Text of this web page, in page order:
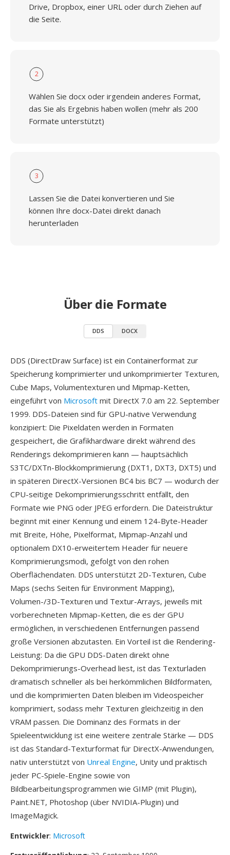
Drive, Dropbox, einer URL oder durch Ziehen auf
die Seite.
2
Wählen Sie docx oder irgendein anderes Format,
das Sie als Ergebnis haben wollen (mehr als 200
Formate unterstützt)
3
Lassen Sie die Datei konvertieren und Sie
können Ihre docx-Datei direkt danach
herunterladen
Über die Formate
DDS DOCX
DDS (DirectDraw Surface) ist ein Containerformat zur
Speicherung komprimierter und unkomprimierter Texturen,
Cube Maps, Volumentexturen und Mipmap-Ketten,
eingeführt von Microsoft mit DirectX 7.0 am 22. September
1999. DDS-Dateien sind für GPU-native Verwendung
konzipiert: Die Pixeldaten werden in Formaten
gespeichert, die Grafikhardware direkt während des
Renderings dekomprimieren kann — hauptsächlich
S3TC/DXTn-Blockkomprimierung (DXT1, DXT3, DXT5) und
in späteren DirectX-Versionen BC4 bis BC7 — wodurch der
CPU-seitige Dekomprimierungsschritt entfällt, den
Formate wie PNG oder JPEG erfordern. Die Dateistruktur
beginnt mit einer Kennung und einem 124-Byte-Header
mit Breite, Höhe, Pixelformat, Mipmap-Anzahl und
optionalem DX10-erweitertem Header für neuere
Komprimierungsmodi, gefolgt von den rohen
Oberflächendaten. DDS unterstützt 2D-Texturen, Cube
Maps (sechs Seiten für Environment Mapping),
Volumen-/3D-Texturen und Textur-Arrays, jeweils mit
vorberechneten Mipmap-Ketten, die es der GPU
ermöglichen, in verschiedenen Entfernungen passend
große Versionen abzutasten. Ein Vorteil ist die Rendering-
Leistung: Da die GPU DDS-Daten direkt ohne
Dekomprimierungs-Overhead liest, ist das Texturladen
dramatisch schneller als bei herkömmlichen Bildformaten,
und die komprimierten Daten bleiben im Videospeicher
komprimiert, sodass mehr Texturen gleichzeitig in den
VRAM passen. Die Dominanz des Formats in der
Spieleentwicklung ist eine weitere zentrale Stärke — DDS
ist das Standard-Texturformat für DirectX-Anwendungen,
nativ unterstützt von Unreal Engine, Unity und praktisch
jeder PC-Spiele-Engine sowie von
Bildbearbeitungsprogrammen wie GIMP (mit Plugin),
Paint.NET, Photoshop (über NVIDIA-Plugin) und
ImageMagick.
Entwickler: Microsoft